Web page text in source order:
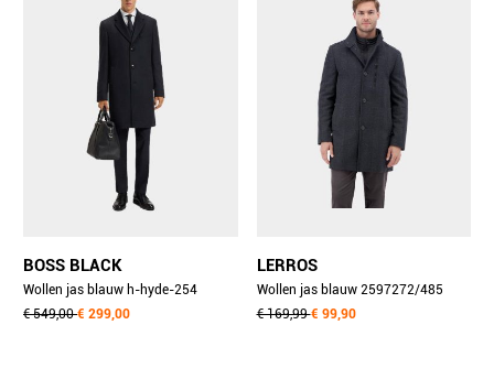
BOSS BLACK
Wollen jas blauw h-hyde-254
10273687 01 50549187/404
€ 549,00€ 299,00
LERROS
Wollen jas blauw 2597272/485
€ 169,99€ 99,90